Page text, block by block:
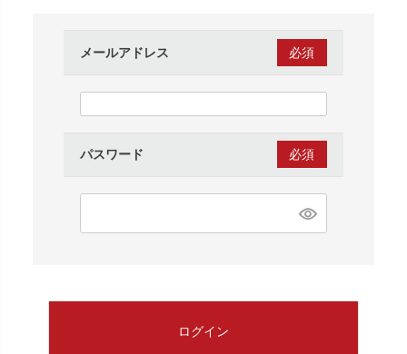
メールアドレス
須)
パスワード
須)
ログイン